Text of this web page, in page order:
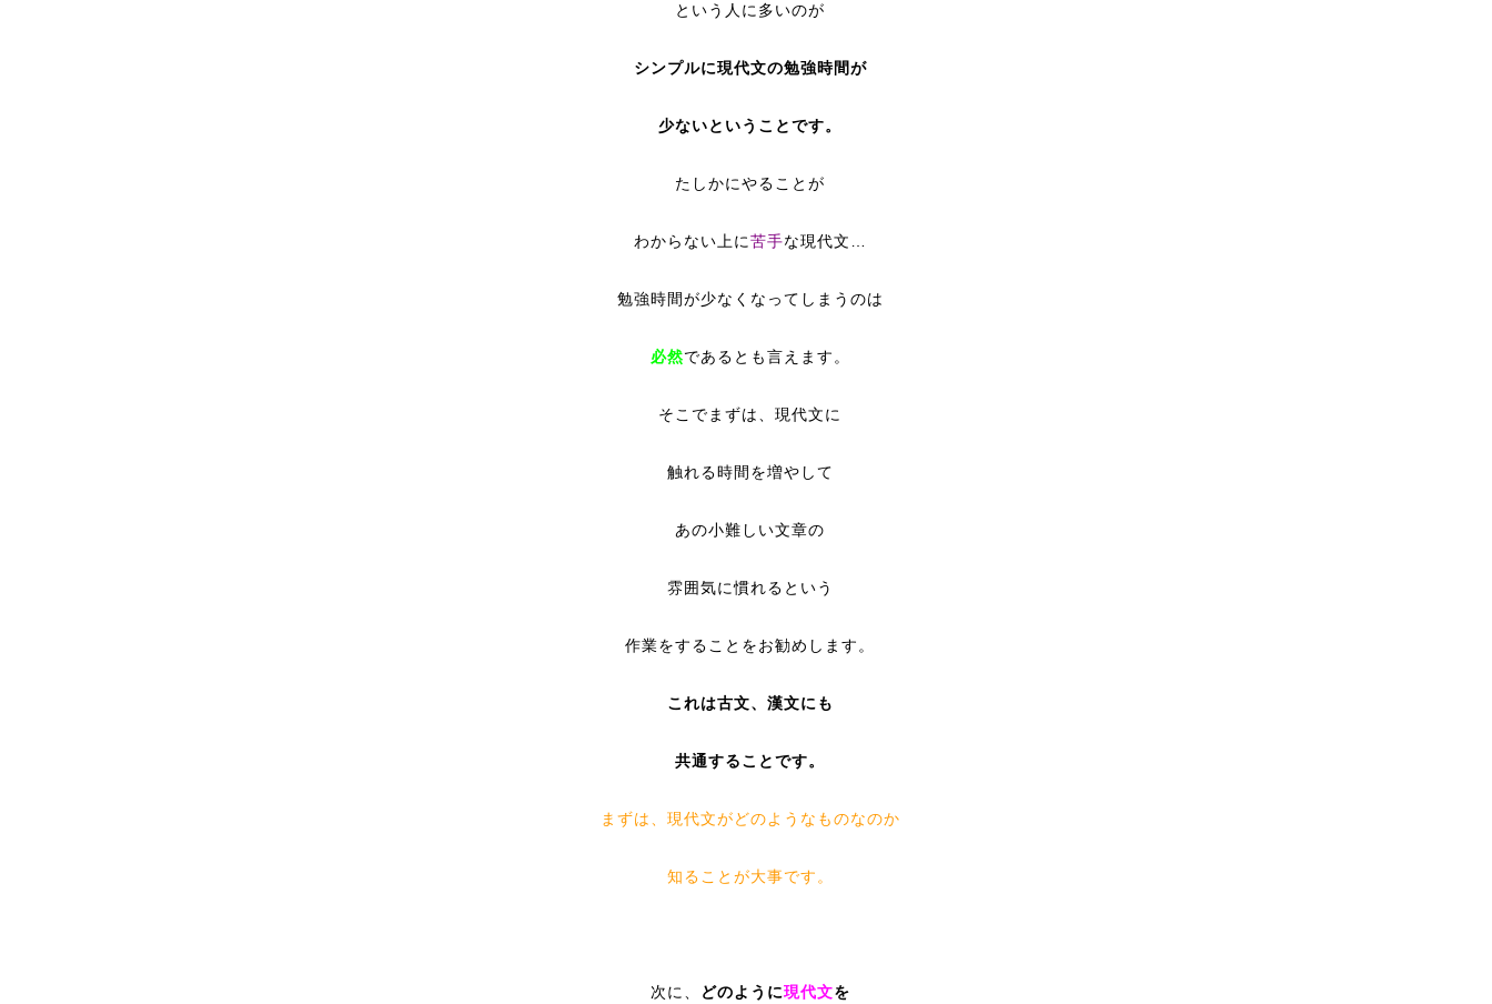
という人に多いのが
シンプルに現代文の勉強時間が
少ないということです。
たしかにやることが
わからない上に苦手な現代文…
勉強時間が少なくなってしまうのは
必然であるとも言えます。
そこでまずは、現代文に
触れる時間を増やして
あの小難しい文章の
雰囲気に慣れるという
作業をすることをお勧めします。
これは古文、漢文にも
共通することです。
まずは、現代文がどのようなものなのか
知ることが大事です。
次に、 どのように現代文を